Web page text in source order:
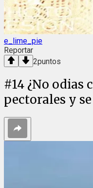
e_lime_pie
Reportar
2puntos
#14 ¿No odias
pectorales y